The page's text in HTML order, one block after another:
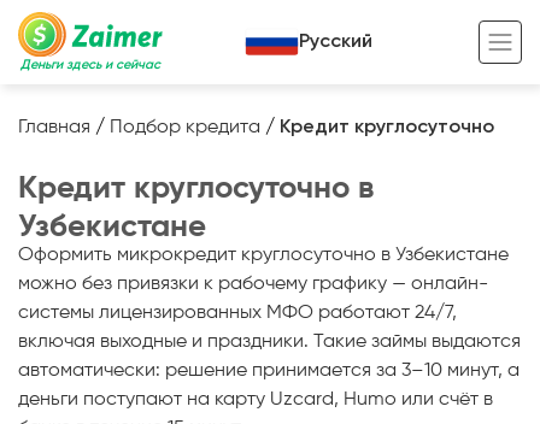
Деньги здесь и сейчас
Кредит под залог авто
Кредит под залог недвижимости
Кредит под залог спецтехники
Кредит онлайн
Кредит для предпринимателей
Жизненный цикл вашего кредита
Полезные статьи
Кредитный калькулятор
Русский
Главная / Подбор кредита / Кредит круглосуточно
Кредит круглосуточно в
Узбекистане
Оформить микрокредит круглосуточно в Узбекистане
можно без привязки к рабочему графику — онлайн-
системы лицензированных МФО работают 24/7,
включая выходные и праздники. Такие займы выдаются
автоматически: решение принимается за 3–10 минут, а
деньги поступают на карту Uzcard, Humo или счёт в